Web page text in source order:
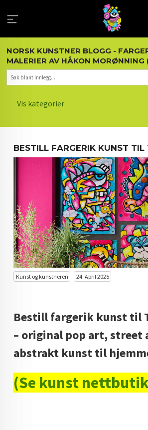
innholdet
NORSK KUNSTNER BLOGG -
MALERIER AV HÅKON MORØNNING
Vis kategorier
KUNST OG KUNSTNEREN
MALERIER BLOGG
ARTIKLER OM KUNST
INTERIØR OG KUNST
KUNST INVESTERING
KUNSTSTILER
FARGETEORI
POP ART
FARGERIK KUNST
MALERIER TIL SALGS
KUNST
BESTILL FARGERIK KUNST TIL
Kunst og kunstneren 24. April 2025
Bestill fargerik kunst til
– original pop art, street
abstrakt kunst til
(Se kunst